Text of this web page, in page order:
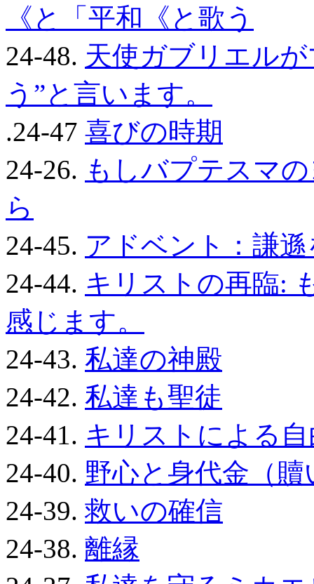
《と「平和《と歌う
24-48. 天使ガブリエル
う”と言います。
.24-47 喜びの時期
24-26. もしバプテスマ
ら
24-45. アドベント：謙
24-44. キリストの再臨:
感じます。
24-43. 私達の神殿
24-42. 私達も聖徒
24-41. キリストによる
24-40. 野心と身代金（贖
24-39.救いの確信
24-38. 離縁